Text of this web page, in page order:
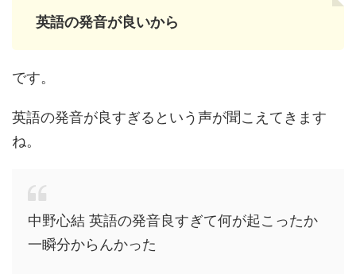
英語の発音が良いから
です。
英語の発音が良すぎるという声が聞こえてきます
ね。
中野心結 英語の発音良すぎて何が起こったか
一瞬分からんかった